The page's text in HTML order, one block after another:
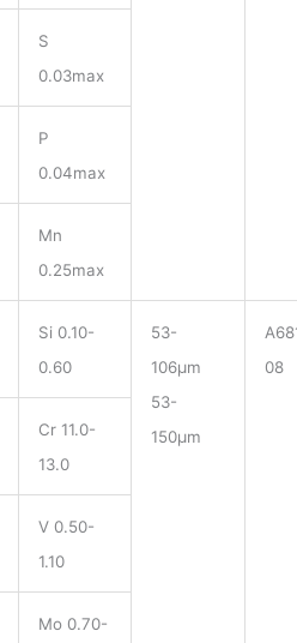
S
0.03max
P
0.04max
Mn
0.25max
Si 0.10-
0.60
53-
106μm
53-
150μm
08
Cr 11.0-
13.0
V 0.50-
1.10
Mo 0.70-